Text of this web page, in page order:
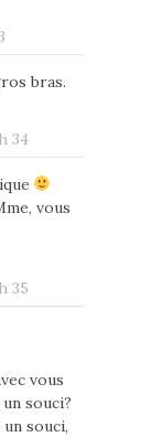
bras.
34
vous
35
vous
souci?
souci,